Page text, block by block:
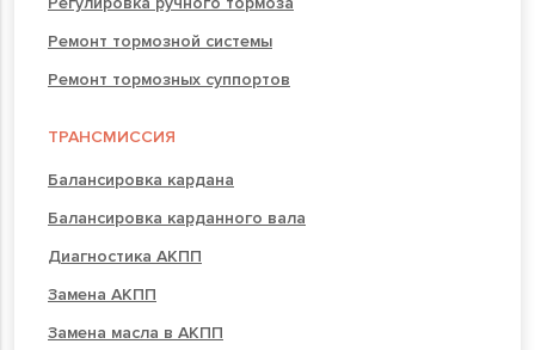
Ремонт тормозной системы
Ремонт тормозных суппортов
ТРАНСМИССИЯ
Балансировка кардана
Балансировка карданного вала
Диагностика АКПП
Замена АКПП
Замена масла в АКПП